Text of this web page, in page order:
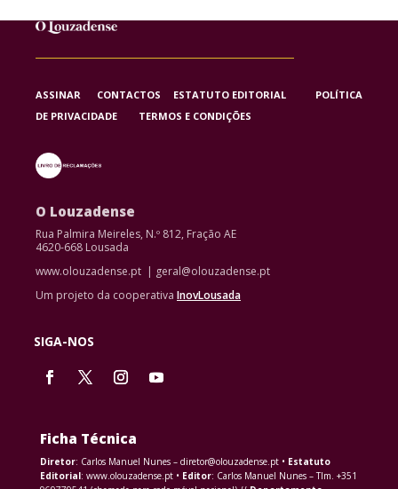
ASSINAR CONTACTOS ESTATUTO EDITORIAL POLÍTICA
DE PRIVACIDADE TERMOS E CONDIÇÕES
O Louzadense
Rua Palmira Meireles, N.º 812, Fração AE
4620-668 Lousada
www.olouzadense.pt | geral@olouzadense.pt
Um projeto da cooperativa InovLousada
SIGA-NOS
Ficha Técnica
Diretor: Carlos Manuel Nunes – diretor@olouzadense.pt • Estatuto
Editorial: www.olouzadense.pt • Editor: Carlos Manuel Nunes – Tlm. +351